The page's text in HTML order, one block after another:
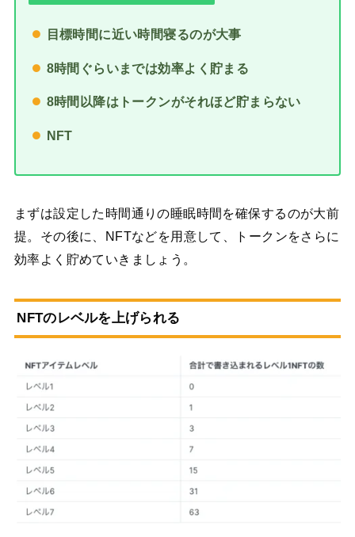
目標時間に近い時間寝るのが大事
8時間ぐらいまでは効率よく貯まる
8時間以降はトークンがそれほど貯まらない
NFT
まずは設定した時間通りの睡眠時間を確保するのが大前
提。その後に、NFTなどを用意して、トークンをさらに
効率よく貯めていきましょう。
NFTのレベルを上げられる